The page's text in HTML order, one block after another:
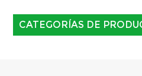
CATEGORÍAS DE